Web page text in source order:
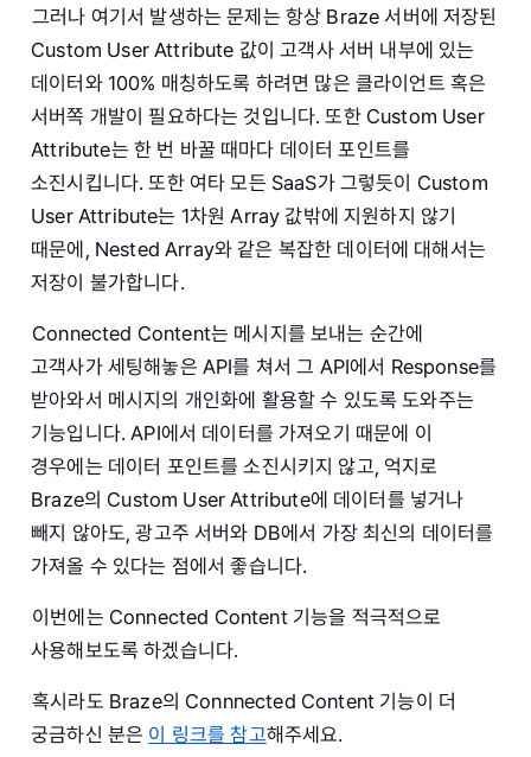
그러나 여기서 발생하는 문제는 항상 Braze 서버에 저장된
Custom User Attribute 값이 고객사 서버 내부에 있는
데이터와 100% 매칭하도록 하려면 많은 클라이언트 혹은
서버쪽 개발이 필요하다는 것입니다. 또한 Custom User
Attribute는 한 번 바꿀 때마다 데이터 포인트를
소진시킵니다. 또한 여타 모든 SaaS가 그렇듯이 Custom
User Attribute는 1차원 Array 값밖에 지원하지 않기
때문에, Nested Array와 같은 복잡한 데이터에 대해서는
저장이 불가합니다.
Connected Content는 메시지를 보내는 순간에
고객사가 세팅해놓은 API를 쳐서 그 API에서 Response를
받아와서 메시지의 개인화에 활용할 수 있도록 도와주는
기능입니다. API에서 데이터를 가져오기 때문에 이
경우에는 데이터 포인트를 소진시키지 않고, 억지로
Braze의 Custom User Attribute에 데이터를 넣거나
빼지 않아도, 광고주 서버와 DB에서 가장 최신의 데이터를
가져올 수 있다는 점에서 좋습니다.
이번에는 Connected Content 기능을 적극적으로
사용해보도록 하겠습니다.
혹시라도 Braze의 Connnected Content 기능이 더
궁금하신 분은 이 링크를 참고해주세요.